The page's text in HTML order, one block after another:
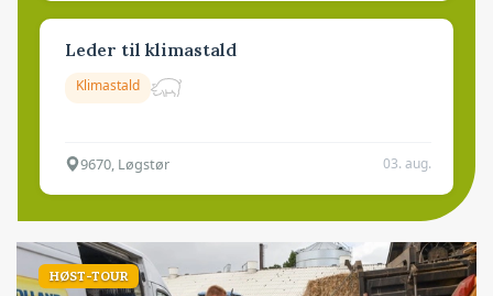
Leder til klimastald
Klimastald
9670, Løgstør 03. aug.
HØST-TOUR